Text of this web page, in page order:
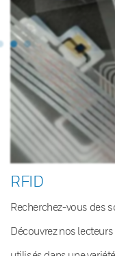
RFID
Recherchez-vous des
Découvrez nos